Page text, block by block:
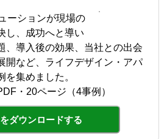
ーションが現場の
し、成功へと導い
、導入後の効果、当社との出会
開など、ライフデザイン・アパ
を集めました。
・20ページ（4事例）
ダウンロードする